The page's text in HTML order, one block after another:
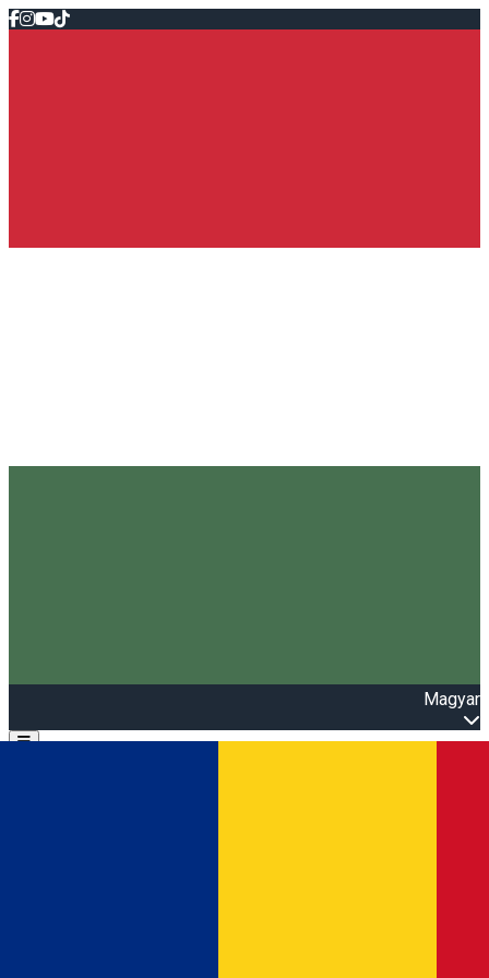
Magyar
Open main menu